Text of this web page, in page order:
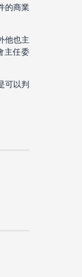
的商業
他也主
主任委
可以判